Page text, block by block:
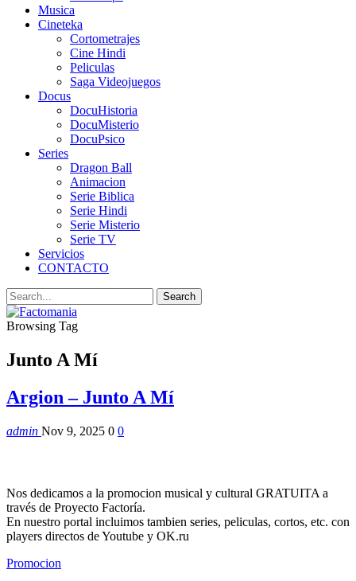
Musica
Cineteka
Cortometrajes
Cine Hindi
Peliculas
Saga Videojuegos
Docus
DocuHistoria
DocuMisterio
DocuPsico
Series
Dragon Ball
Animacion
Serie Biblica
Serie Hindi
Serie Misterio
Serie TV
Servicios
CONTACTO
Browsing Tag
Junto A Mí
Argion – Junto A Mí
admin Nov 9, 2025 0 0
Nos dedicamos a la promocion musical y cultural GRATUITA a
través de Proyecto Factoría.
En nuestro portal incluimos tambien series, peliculas, cortos, etc. con
players directos de Youtube y OK.ru
Promocion